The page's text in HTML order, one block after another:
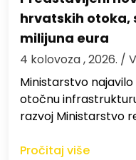
hrvatskih otoka,
milijuna eura
4 kolovoza , 2026. /
Ministarstvo
otočnu
razvoj Ministarstvo
Pročitaj više